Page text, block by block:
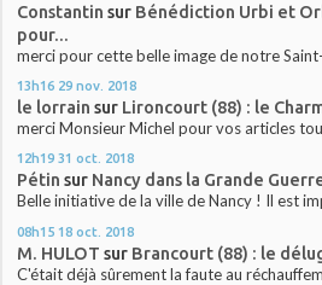
Constantin sur Bénédiction Urbi et
pour...
merci pour cette belle image de notre
13h16 29 nov. 2018
le lorrain sur Lironcourt (88) : le
merci Monsieur Michel pour vos articles
12h19 31 oct. 2018
Pétin sur Nancy dans la Grande
Belle initiative de la ville de Nancy ! Il est
08h15 18 oct. 2018
M. HULOT sur Brancourt (88) : le
C'était déjà sûrement la faute au